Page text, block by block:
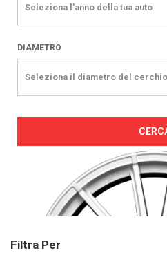
Seleziona l'anno della tua auto
DIAMETRO
Seleziona il diametro del cerchio
Filtra Per